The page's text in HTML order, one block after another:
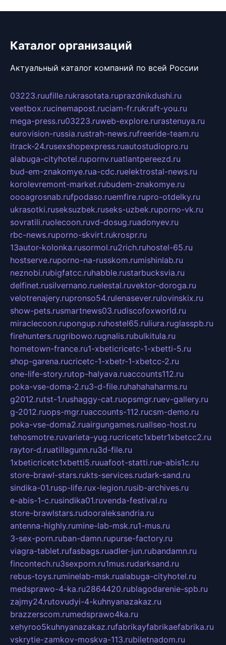
Каталог организаций
Актуальный каталог компаний по всей России
03223.ruufille.rukrasotata.ruprazdnikdushi.ru
veetbox.rucinemapost.ruciam-fr.rukraft-you.ru
mega-press.ru03223.ruweb-explore.rurastenuya.ru
eurovision-russia.rustrah-news.rufreeride-team.ru
itrack-24.rusexshopexpress.ruautostudiopro.ru
alabuga-cityhotel.rupornv.ruatlantpereezd.ru
bud-em-znakomye.rua-cdc.ruelektrostal-news.ru
korolevremont-market.rubudem-znakomye.ru
oooagrosnab.rufpodaso.ruemfire.rupro-otdelky.ru
ukrasotki.ruseksuzbek.ruseks-uzbek.ruporno-vk.ru
sovratili.ruolecoon.ruvd-dosug.ruadonyev.ru
rbc-news.ruporno-skvirt.rukrospr.ru
13autor-kolonka.rusormol.ru2rich.ruhostel-65.ru
hostserve.ruporno-na-russkom.rumishinlab.ru
neznobi.rubigfatcc.ruhabble.rustarbucksvia.ru
delfinet.rusilvernano.ruelestal.ruvektor-doroga.ru
velotrenajery.rupronso54.rulenasever.rulovinskix.ru
show-pets.rusmartnews03.rudiscofoxworld.ru
miraclecoon.rupongup.ruhostel65.ruliura.ruglasspb.ru
firehunters.rugribowo.rugnalis.rubulkitula.ru
hometown-france.ru1-xbeticricetc-1-xbetti-5.ru
shop-garena.rucricetc-1-xbetr-1-xbetcc-2.ru
one-life-story.rutop-halyava.ruaccounts112.ru
poka-vse-doma-2.ru3-d-file.ruhahahaharms.ru
g2012.rutst-1.rushaggy-cat.ruopsmgr.ruev-gallery.ru
g-2012.ruops-mgr.ruaccounts-112.rucsm-demo.ru
poka-vse-doma2.ruairgungames.ruallseo-host.ru
tehosmotre.ruvarieta-yug.rucricetc1xbetr1xbetcc2.ru
raytor-d.ruatillagunn.ru3d-file.ru
1xbeticricetc1xbetti5.ruuafoot-statti.rue-abis1c.ru
store-brawl-stars.rukts-services.rudark-sand.ru
sindika-01.rusp-life.rux-legion.rusib-archives.ru
e-abis-1-c.rusindika01.ruvenda-festival.ru
store-brawlstars.rudooraleksandria.ru
antenna-highly.rumine-lab-msk.ru1-mus.ru
3-sex-porn.ruban-damn.rupurse-factory.ru
viagra-tablet.rufasbags.ruadler-jun.rubandamn.ru
fincontech.ru3sexporn.ru1mus.rudarksand.ru
rebus-toys.ruminelab-msk.rualabuga-cityhotel.ru
medsprawo-4-ka.ru2864420.rublagodarenie-spb.ru
zajmy24.rutovudyi-4-kuhnyanazakaz.ru
brazzerscom.rumedsprawo4ka.ru
xehyroo5kuhnyanazakaz.rufabrikayfabrikaefabrika.ru
vskrytie-zamkov-moskva-113.rubiletnadom.ru